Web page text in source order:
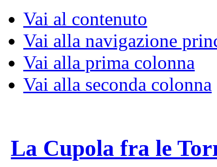
Vai al contenuto
Vai alla navigazione
Vai alla prima colonna
Vai alla seconda colonna
La Cupola fra le